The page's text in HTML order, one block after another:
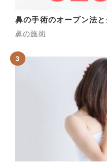
鼻の手術のオープン法
鼻の施術